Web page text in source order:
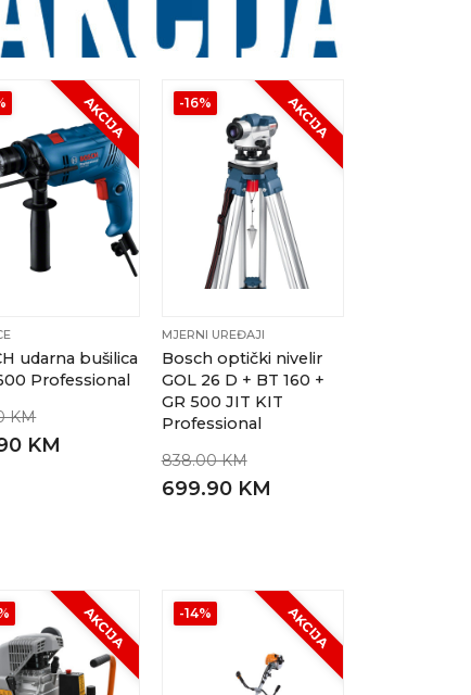
AKCIJA
udarna bušilica
Professional
KM
KM
-16% AKCIJA
MJERNI UREĐAJI
Bosch optički nivelir
GOL 26 D + BT 160 +
GR 500 JIT KIT
Professional
838.00 KM
699.90 KM
AKCIJA -14% AKCIJA